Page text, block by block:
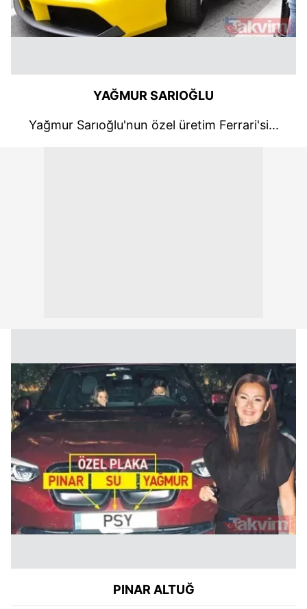
YAĞMUR SARIOĞLU
Yağmur Sarıoğlu'nun özel üretim Ferrari'si...
PINAR ALTUĞ